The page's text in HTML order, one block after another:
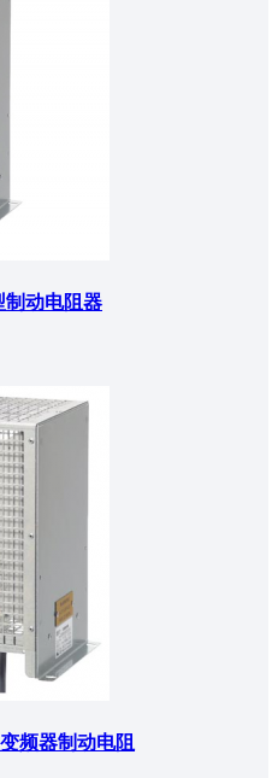
制动电阻器
频器制动电阻